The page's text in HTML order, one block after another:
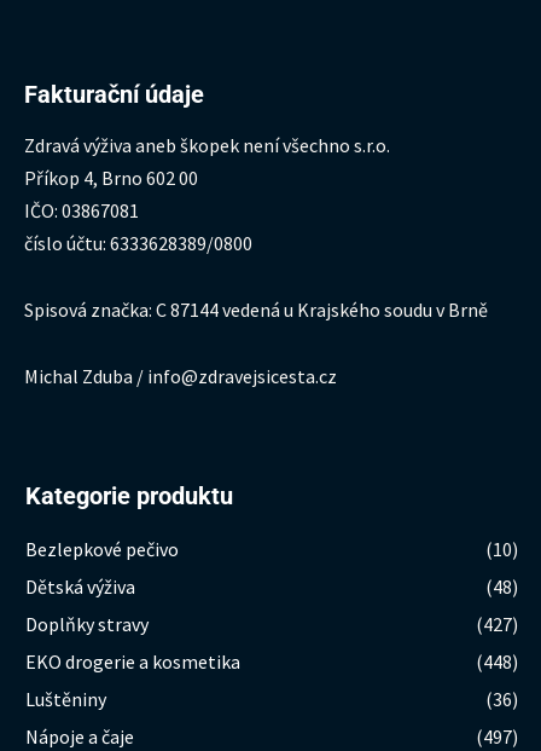
Fakturační údaje
Zdravá výživa aneb škopek není všechno s.r.o.
Příkop 4, Brno 602 00
IČO: 03867081
číslo účtu: 6333628389/0800
Spisová značka: C 87144 vedená u Krajského soudu v Brně
Michal Zduba / info@zdravejsicesta.cz
Kategorie produktu
Bezlepkové pečivo
(10)
Dětská výživa
(48)
Doplňky stravy
(427)
EKO drogerie a kosmetika
(448)
Luštěniny
(36)
Nápoje a čaje
(497)